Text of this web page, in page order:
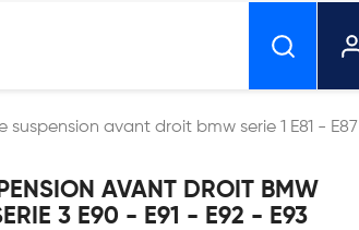
suspension avant droit bmw serie 1 E81 - E87
AVANT DROIT BMW
3 E90 - E91 - E92 - E93